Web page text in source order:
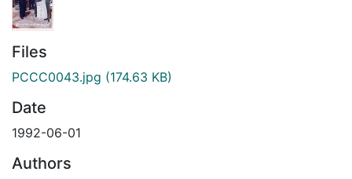
Files
PCCC0043.jpg (174.63 KB)
Date
1992-06-01
Authors